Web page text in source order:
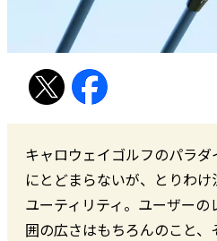
キャロウェイゴルフのパラ
にとどまらないが、とりわ
ユーティリティ。ユーザー
囲の広さはもちろんのこと